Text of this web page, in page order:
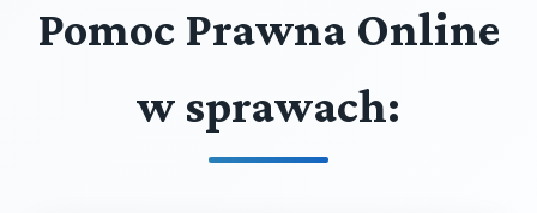
Pomoc Prawna Online
w sprawach: